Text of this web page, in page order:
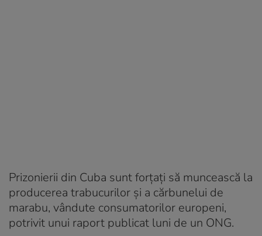
Prizonierii din Cuba sunt forțați să muncească la
producerea trabucurilor și a cărbunelui de
marabu, vândute consumatorilor europeni,
potrivit unui raport publicat luni de un ONG.